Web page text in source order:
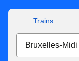
Trains